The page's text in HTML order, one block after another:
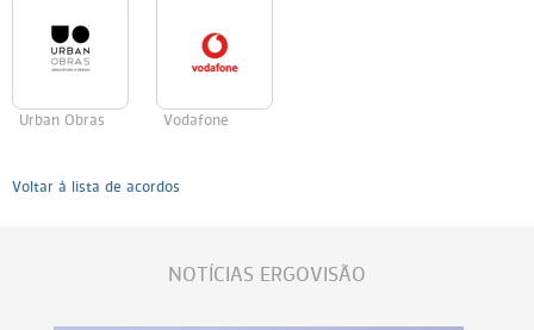
Urban Obras Vodafone
Voltar à lista de acordos
NOTÍCIAS ERGOVISÃO